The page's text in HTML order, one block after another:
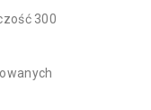
300